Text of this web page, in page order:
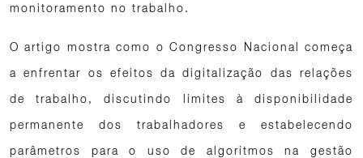
monitoramento no trabalho.
O artigo mostra como o Congresso Nacional começa
a enfrentar os efeitos da digitalização das relações
de trabalho, discutindo limites à disponibilidade
permanente dos trabalhadores e estabelecendo
parâmetros para o uso de algoritmos na gestão